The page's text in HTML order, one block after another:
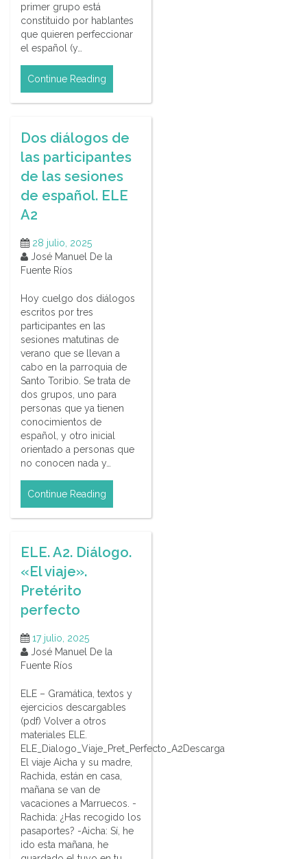
primer grupo está
constituido por hablantes
que quieren perfeccionar
el español (y…
Continue Reading
Dos diálogos de
las participantes
de las sesiones
de español. ELE
A2
28 julio, 2025
José Manuel De la
Fuente Ríos
Hoy cuelgo dos diálogos
escritos por tres
participantes en las
sesiones matutinas de
verano que se llevan a
cabo en la parroquia de
Santo Toribio. Se trata de
dos grupos, uno para
personas que ya tienen
conocimientos de
español, y otro inicial
orientado a personas que
no conocen nada y…
Continue Reading
ELE. A2. Diálogo.
«El viaje».
Pretérito
perfecto
17 julio, 2025
José Manuel De la
Fuente Ríos
ELE – Gramática, textos y
ejercicios descargables
(pdf) Volver a otros
materiales ELE.
ELE_Dialogo_Viaje_Pret_Perfecto_A2Descarga
El viaje Aicha y su madre,
Rachida, están en casa,
mañana se van de
vacaciones a Marruecos. -
Rachida: ¿Has recogido los
pasaportes? -Aicha: Sí, he
ido esta mañana, he